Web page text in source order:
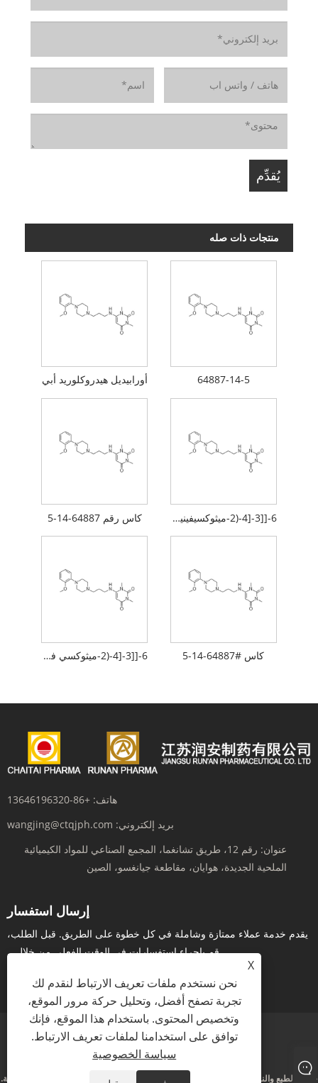
منتجات ذات صله
أورابيديل هيدروكلوريد أبي 64887-14-5
كاس رقم 64887-14-5 6-[[3-[4-(2-ميثوكسيفينيل)-1-بيبيرازينيل]بروبيل]أمينو] -1,3-ثنائي ميثيل-2,4(1H,3H)-بيريميدينديون هيدروكلوريد
6-[[3-[4-(2-ميثوكسي فينيل)-1-بيبيرازينيل]بروبيل]أمينو] -1,3-ثنائي ميثيل-2,4(1H,3H)-بيريميدينديون كاس #64887-14-5
هاتف: +86-13646196320
بريد إلكتروني: wangjing@ctqjph.com
عنوان:
رقم 12، طريق تشانغما، المجمع الصناعي للمواد الكيميائية
الملحية الجديدة، هوايان، مقاطعة جيانغسو، الصين
إرسال استفسار
يقدم خدمة عملاء ممتازة وشاملة في كل خطوة على الطريق. قبل الطلب،
قم بإجراء استفسارات في الوقت الفعلي من خلال...
استفسر الآن
Links
Sitemap
RSS
XML سياسة الخصوصية
حقوق الطبع والنشر © 2024 شركة جيانغسو رونان للأدوية المحدودة. جميع الحقوق محفوظة.
X
نحن نستخدم ملفات تعريف الارتباط لنقدم لك
تجربة تصفح أفضل، وتحليل حركة مرور الموقع،
وتخصيص المحتوى. باستخدام هذا الموقع، فإنك
توافق على استخدامنا لملفات تعريف الارتباط.
سياسة الخصوصية